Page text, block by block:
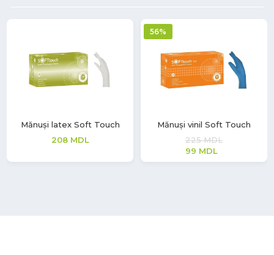
Mănuși latex Soft Touch
208 MDL
56%
Mănuși vinil Soft Touch
225MDL
99 MDL